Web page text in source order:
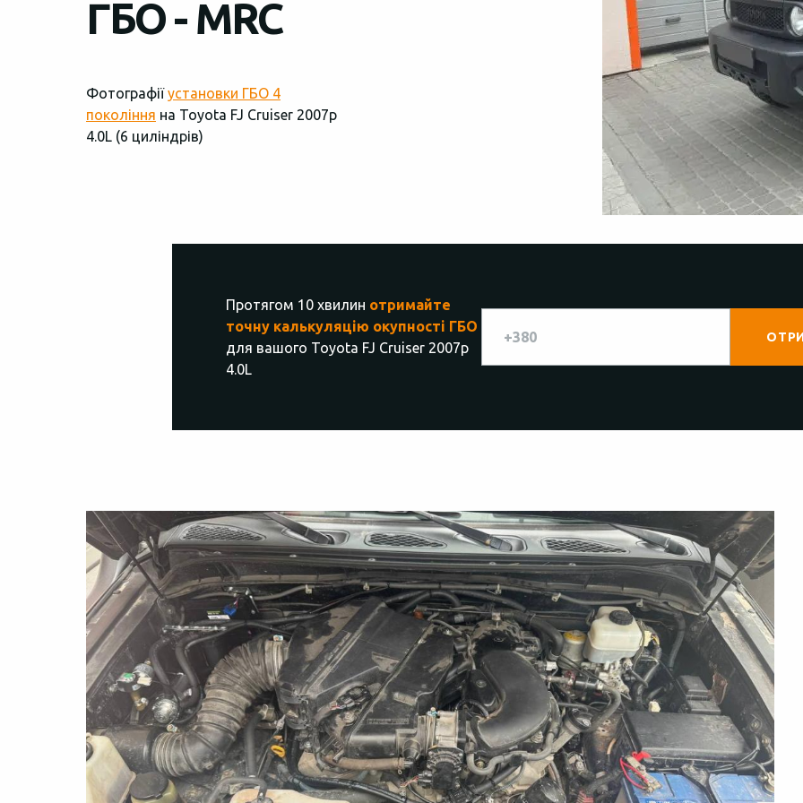
ГБО - MRC
Фотографіїустановки ГБО 4
покоління на Toyota FJ Cruiser 2007р
4.0L (6 циліндрів)
Протягом 10 хвилин отримайте
точну калькуляцію окупності ГБО
для вашого Toyota FJ Cruiser 2007р
4.0L